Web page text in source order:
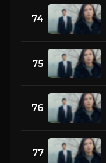
74
75
76
77